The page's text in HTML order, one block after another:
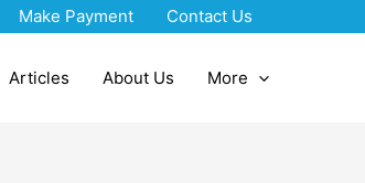
Make Payment Contact Us
Articles About Us More